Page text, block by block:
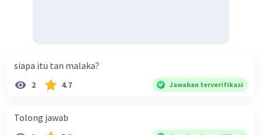
siapa itu tan malaka?
2 4.7 Jawaban terverifikasi
Tolong jawab